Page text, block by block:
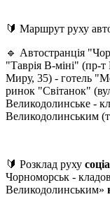
🔰 Маршрут руху
🔹 Автостранція
"Таврія В-міні" (пр-
Миру, 35) - готель
ринок "Світанок"
Великодолинське -
Великодолинським
🔰 Розклад руху
Чорноморськ -
Великодолинським»